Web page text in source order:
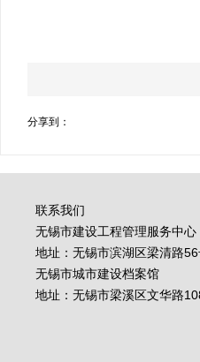
分享到：
联系我们
无锡市建设工程管理服务中心
地址：无锡市滨湖区梁清路
无锡市城市建设档案馆
地址：无锡市梁溪区文华路